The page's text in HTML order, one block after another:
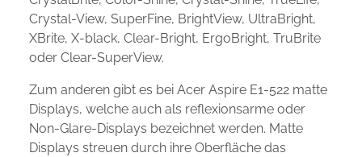
Crystal-View, SuperFine, BrightView, UltraBright,
XBrite, X-black, Clear-Bright, ErgoBright, TruBrite
oder Clear-SuperView.
Zum anderen gibt es bei Acer Aspire E1-522 matte
Displays, welche auch als reflexionsarme oder
Non-Glare-Displays bezeichnet werden. Matte
Displays streuen durch ihre Oberfläche das